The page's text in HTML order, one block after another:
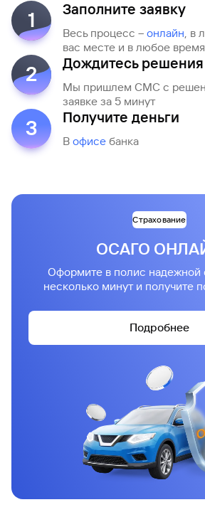
1 Заполните заявку
Весь процесс – онлайн, в
вас месте и в любое время
2 Дождитесь решения
Мы пришлем СМС с
заявке за 5 минут
3 Получите деньги
В офисе банка
Страхование
ОСАГО
Оформите в полис надежной
несколько минут и получите
Подробнее